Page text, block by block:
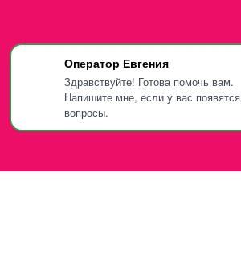
Оператор Евгения
Здравствуйте! Готова помочь вам.
Напишите мне, если у вас появятся
вопросы.